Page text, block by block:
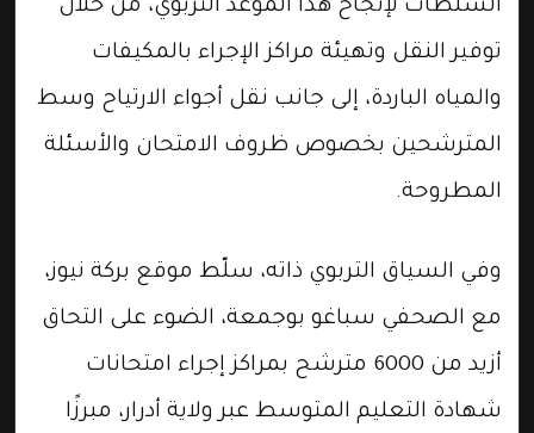
السلطات لإنجاح هذا الموعد التربوي، من خلال
توفير النقل وتهيئة مراكز الإجراء بالمكيفات
والمياه الباردة، إلى جانب نقل أجواء الارتياح وسط
المترشحين بخصوص ظروف الامتحان والأسئلة
المطروحة.
وفي السياق التربوي ذاته، سلّط موقع بركة نيوز،
مع الصحفي سباغو بوجمعة، الضوء على التحاق
أزيد من 6000 مترشح بمراكز إجراء امتحانات
شهادة التعليم المتوسط عبر ولاية أدرار، مبرزًا